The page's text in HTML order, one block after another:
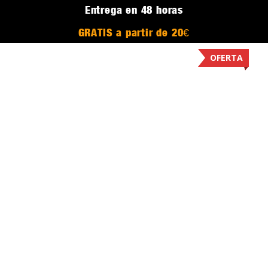
Entrega en 48 horas
GRATIS a partir de 20€
OFERTA